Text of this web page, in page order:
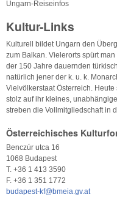
Ungarn-Reiseinfos
Kultur-Links
Kulturell bildet Ungarn den
zum Balkan. Vielerorts spürt
der 150 Jahre dauernden
natürlich jener der k. u. k.
Vielvölkerstaat Österreich.
stolz auf ihr kleines,
streben die Vollmitgliedschaft in
Österreichisches
Benczúr utca 16
1068 Budapest
T. +36 1 413 3590
F. +36 1 351 1772
budapest-kf@bmeia.gv.at